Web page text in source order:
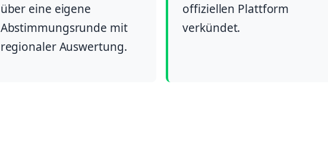
über eine eigene
Abstimmungsrunde mit
regionaler Auswertung.
offiziellen Plattform
verkündet.